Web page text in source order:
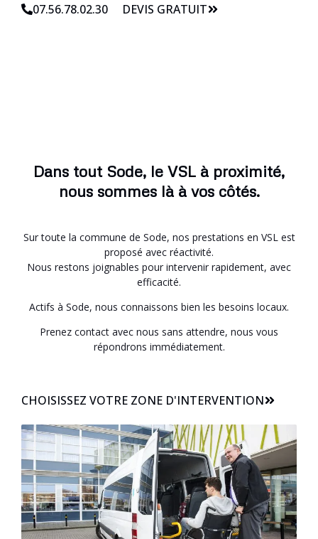
07.56.78.02.30 DEVIS GRATUIT
Dans tout Sode, le VSL à proximité,
nous sommes là à vos côtés.
Sur toute la commune de Sode, nos prestations en VSL est
proposé avec réactivité.
Nous restons joignables pour intervenir rapidement, avec
efficacité.
Actifs à Sode, nous connaissons bien les besoins locaux.
Prenez contact avec nous sans attendre, nous vous
répondrons immédiatement.
CHOISISSEZ VOTRE ZONE D'INTERVENTION